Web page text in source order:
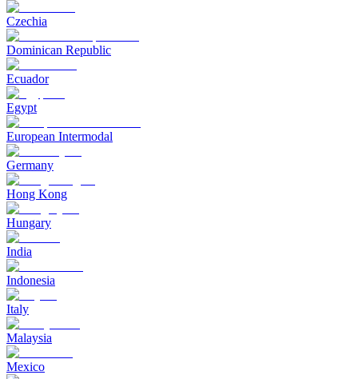
Czechia
Dominican Republic
Ecuador
Egypt
European Intermodal
Germany
Hong Kong
Hungary
India
Indonesia
Italy
Malaysia
Mexico